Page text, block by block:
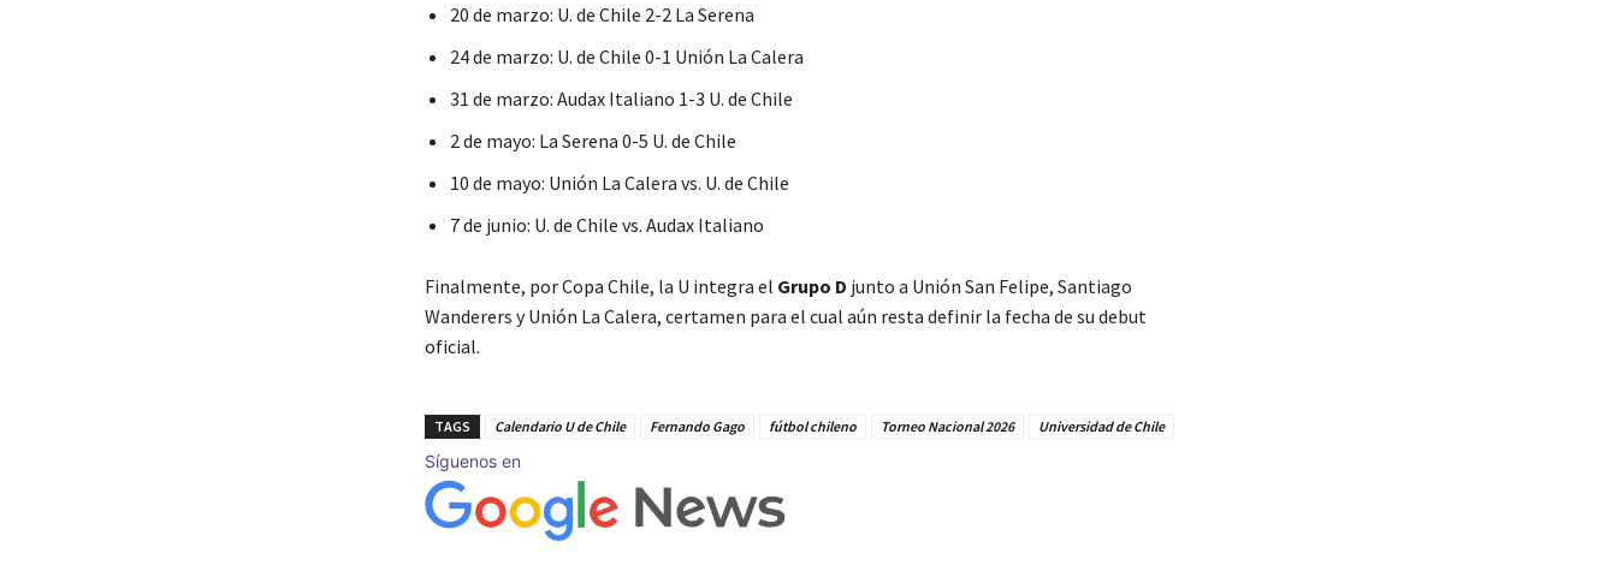
20 de marzo: U. de Chile 2-2 La Serena
24 de marzo: U. de Chile 0-1 Unión La Calera
31 de marzo: Audax Italiano 1-3 U. de Chile
2 de mayo: La Serena 0-5 U. de Chile
10 de mayo: Unión La Calera vs. U. de Chile
7 de junio: U. de Chile vs. Audax Italiano
Finalmente, por Copa Chile, la U integra el Grupo D junto a Unión San Felipe, Santiago
Wanderers y Unión La Calera, certamen para el cual aún resta definir la fecha de su debut
oficial.
TAGS Calendario U de Chile Fernando Gago fútbol chileno Torneo Nacional 2026 Universidad de Chile
Síguenos en